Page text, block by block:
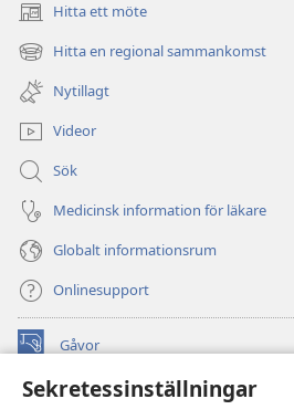
Sekretessinställningar
Hitta ett möte
(öppnar
nytt
fönster)
Hitta en regional sammankomst
(öppnar
nytt
fönster)
Nytillagt
Videor
Sök
Medicinsk information för läkare
Globalt informationsrum
Onlinesupport
Gåvor
(öppnar
fönster) Watchtower ONLINE LIBRARY™